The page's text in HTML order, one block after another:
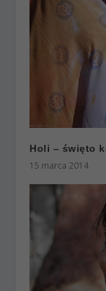
Holi – święto
15 marca 2014